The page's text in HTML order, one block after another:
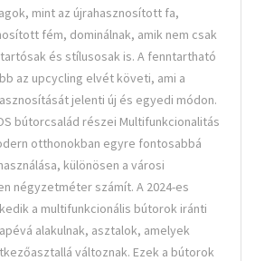
mint az újrahasznosított fa,
fém, dominálnak, amik nem csak
és stílusosak is. A fenntartható
az upcycling elvét követi, ami a
jelenti új és egyedi módon.
bútorcsalád részei Multifunkcionalitás
otthonokban egyre fontosabbá
különösen a városi
négyzetméter számít. A 2024-es
a multifunkcionális bútorok iránti
alakulnak, asztalok, amelyek
változnak. Ezek a bútorok